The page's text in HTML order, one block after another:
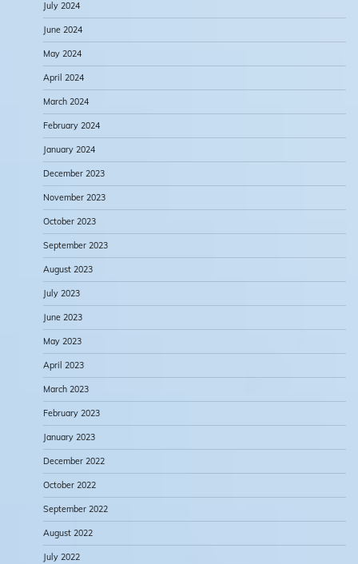
July 2024
June 2024
May 2024
April 2024
March 2024
February 2024
January 2024
December 2023
November 2023
October 2023
September 2023
August 2023
July 2023
June 2023
May 2023
April 2023
March 2023
February 2023
January 2023
December 2022
October 2022
September 2022
August 2022
July 2022